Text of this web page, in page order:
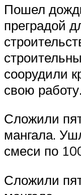
Пошел
преградой
соорудили
свою работу.
Сложили
мангала.
смеси по
Сложили